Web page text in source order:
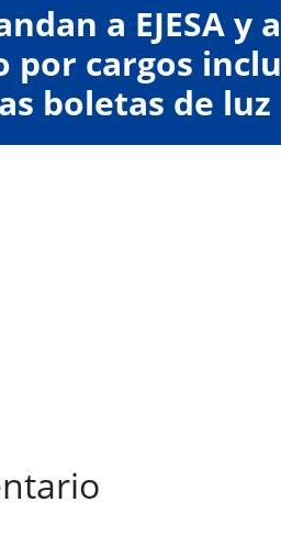
a EJESA y
por cargos
boletas de luz